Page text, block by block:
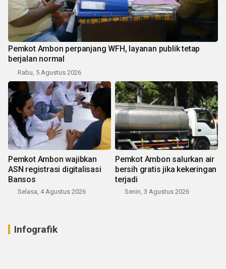
Pemkot Ambon perpanjang WFH, layanan publik tetap
berjalan normal
Rabu, 5 Agustus 2026
Pemkot Ambon wajibkan
ASN registrasi digitalisasi
Bansos
Selasa, 4 Agustus 2026
Pemkot Ambon salurkan air
bersih gratis jika kekeringan
terjadi
Senin, 3 Agustus 2026
Infografik